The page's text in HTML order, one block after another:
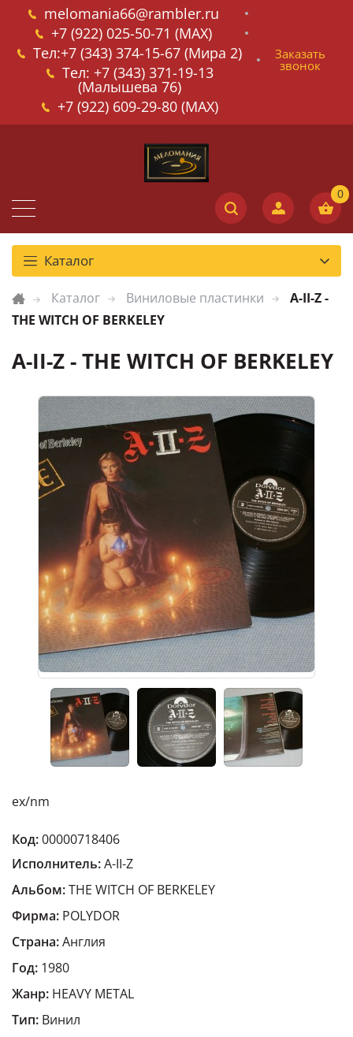
melomania66@rambler.ru
+7 (922) 025-50-71 (MAX)
Тел:+7 (343) 374-15-67 (Мира 2)
Тел: +7 (343) 371-19-13
(Малышева 76)
+7 (922) 609-29-80 (MAX)
Заказать
звонок
Каталог
Каталог Виниловые пластинки
A-II-Z -
THE WITCH OF BERKELEY
A-II-Z - THE WITCH OF BERKELEY
ex/nm
Код:00000718406
Исполнитель:A-II-Z
Альбом:THE WITCH OF BERKELEY
Фирма: POLYDOR
Страна:Англия
Год: 1980
Жанр: HEAVY METAL
Тип: Винил